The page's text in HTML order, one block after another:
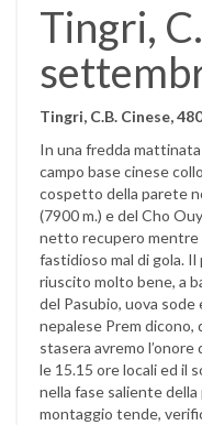
Tingri,
Tingri, C.B. Cinese,
In una fredda
campo base cinese
cospetto della parete
(7900 m.) e del Cho
netto recupero mentre
fastidioso mal di gola.
riuscito molto bene, a
del Pasubio, uova
nepalese Prem dicono,
stasera avremo
le 15.15 ore locali ed il
nella fase saliente
montaggio tende,